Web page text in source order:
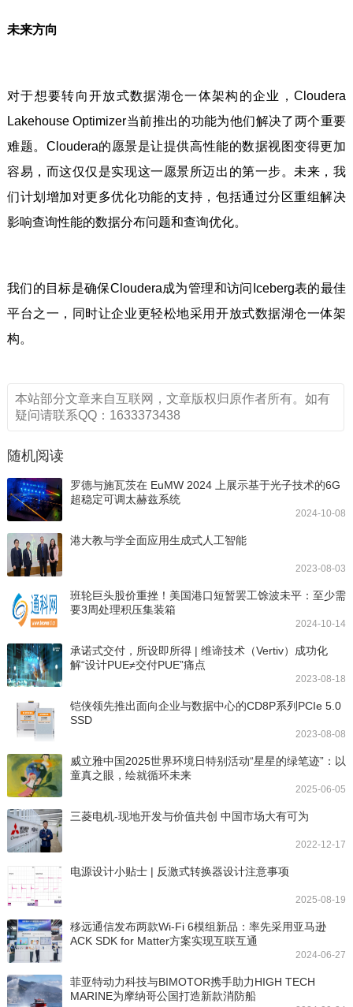
未来方向
对于想要转向开放式数据湖仓一体架构的企业，Cloudera
Lakehouse Optimizer当前推出的功能为他们解决了两个重要
难题。Cloudera的愿景是让提供高性能的数据视图变得更加
容易，而这仅仅是实现这一愿景所迈出的第一步。未来，我
们计划增加对更多优化功能的支持，包括通过分区重组解决
影响查询性能的数据分布问题和查询优化。
我们的目标是确保Cloudera成为管理和访问Iceberg表的最佳
平台之一，同时让企业更轻松地采用开放式数据湖仓一体架
构。
本站部分文章来自互联网，文章版权归原作者所有。如有
疑问请联系QQ：1633373438
随机阅读
罗德与施瓦茨在 EuMW 2024 上展示基于光子技术的6G
超稳定可调太赫兹系统
2024-10-08
港大教与学全面应用生成式人工智能
2023-08-03
班轮巨头股价重挫！美国港口短暂罢工馀波未平：至少需
要3周处理积压集装箱
2024-10-14
承诺式交付，所设即所得 | 维谛技术（Vertiv）成功化
解“设计PUE≠交付PUE”痛点
2023-08-18
铠侠领先推出面向企业与数据中心的CD8P系列PCIe 5.0
SSD
2023-08-08
威立雅中国2025世界环境日特别活动“星星的绿笔迹”：以
童真之眼，绘就循环未来
2025-06-05
三菱电机-现地开发与价值共创 中国市场大有可为
2022-12-17
电源设计小贴士 | 反激式转换器设计注意事项
2025-08-19
移远通信发布两款Wi-Fi 6模组新品：率先采用亚马逊
ACK SDK for Matter方案实现互联互通
2024-06-27
菲亚特动力科技与BIMOTOR携手助力HIGH TECH
MARINE为摩纳哥公国打造新款消防船